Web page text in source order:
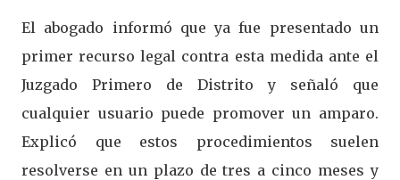
El abogado informó que ya fue presentado un
primer recurso legal contra esta medida ante el
Juzgado Primero de Distrito y señaló que
cualquier usuario puede promover un amparo.
Explicó que estos procedimientos suelen
resolverse en un plazo de tres a cinco meses y